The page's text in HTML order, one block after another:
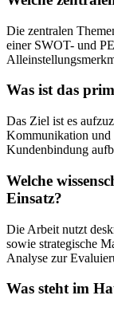
Die zentralen
einer SWOT- und
Was ist das
Das Ziel ist es
Kommunikation und
Kundenbindung
Welche
Einsatz?
Die Arbeit nutzt
sowie strategische
Analyse zur
Was steht im